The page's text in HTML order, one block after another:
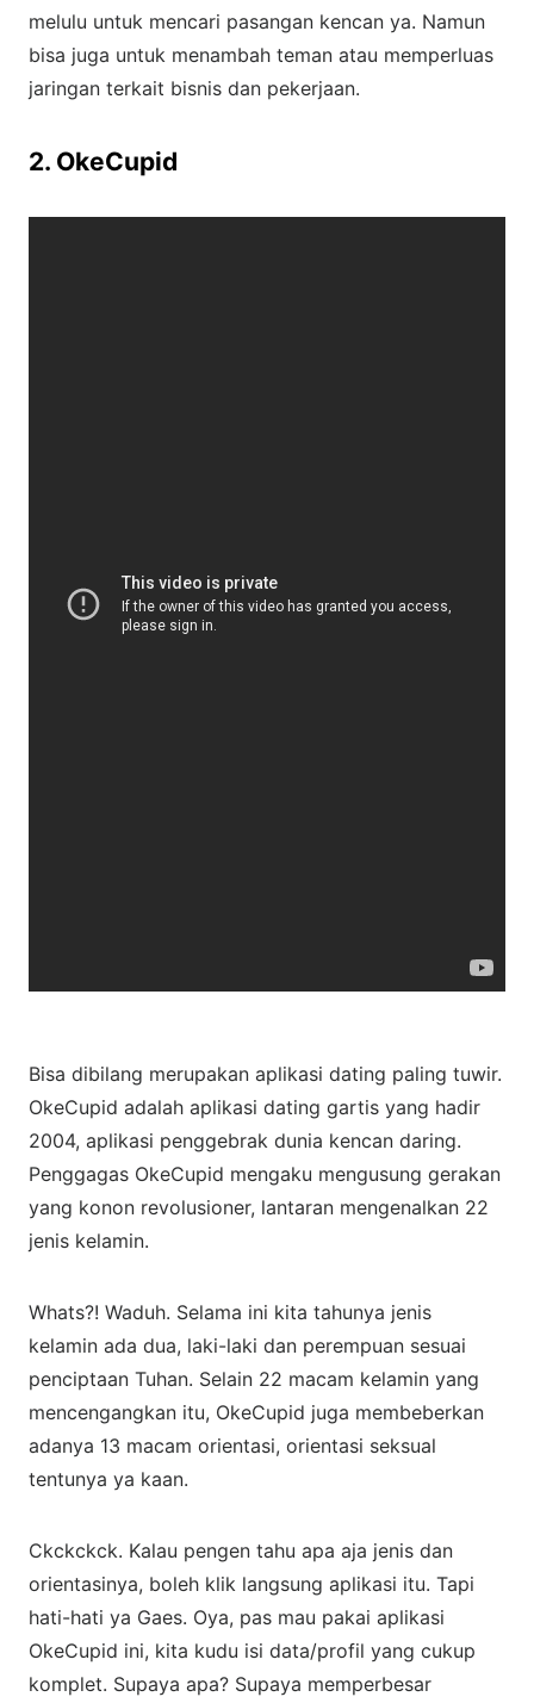
melulu untuk mencari pasangan kencan ya. Namun
bisa juga untuk menambah teman atau memperluas
jaringan terkait bisnis dan pekerjaan.
2. OkeCupid
Bisa dibilang merupakan aplikasi dating paling tuwir.
OkeCupid adalah aplikasi dating gartis yang hadir
2004, aplikasi penggebrak dunia kencan daring.
Penggagas OkeCupid mengaku mengusung gerakan
yang konon revolusioner, lantaran mengenalkan 22
jenis kelamin.
Whats?! Waduh. Selama ini kita tahunya jenis
kelamin ada dua, laki-laki dan perempuan sesuai
penciptaan Tuhan. Selain 22 macam kelamin yang
mencengangkan itu, OkeCupid juga membeberkan
adanya 13 macam orientasi, orientasi seksual
tentunya ya kaan.
Ckckckck. Kalau pengen tahu apa aja jenis dan
orientasinya, boleh klik langsung aplikasi itu. Tapi
hati-hati ya Gaes. Oya, pas mau pakai aplikasi
OkeCupid ini, kita kudu isi data/profil yang cukup
komplet. Supaya apa? Supaya memperbesar